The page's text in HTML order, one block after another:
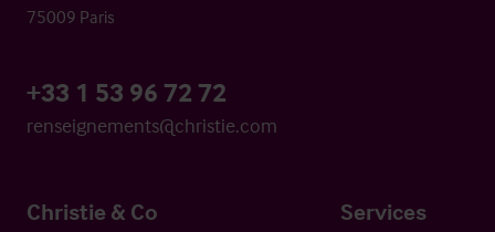
75009 Paris
+33 1 53 96 72 72
renseignements@christie.com
Christie & Co Services